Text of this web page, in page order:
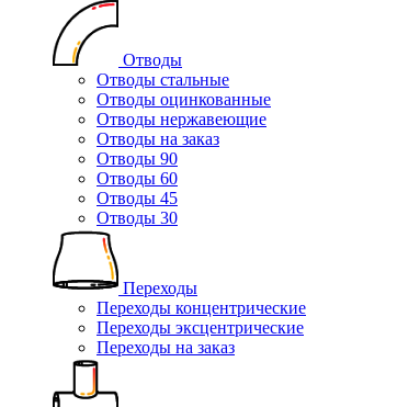
Отводы
Отводы стальные
Отводы оцинкованные
Отводы нержавеющие
Отводы на заказ
Отводы 90
Отводы 60
Отводы 45
Отводы 30
Переходы
Переходы концентрические
Переходы эксцентрические
Переходы на заказ